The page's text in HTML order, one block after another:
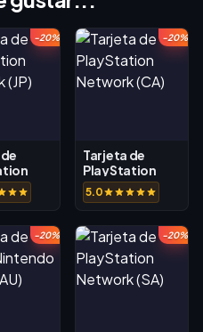
-20%
(JP)
-20%
Tarjeta de
PlayStation
Network (CA)
5.0
-20% -20%